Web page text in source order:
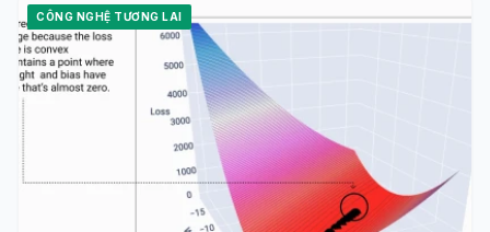
CÔNG NGHỆ TƯƠNG LAI